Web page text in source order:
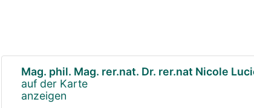
Mag. phil. Mag. rer.nat. Dr. rer.nat Nicole
auf der Karte
anzeigen